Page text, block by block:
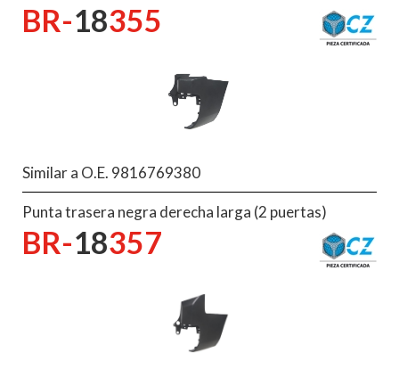
BR-18355
Similar a O.E. 9816769380
Punta trasera negra derecha larga (2 puertas)
BR-18357